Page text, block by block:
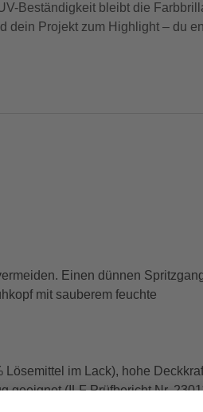
Beständigkeit bleibt die
Projekt zum Highlight – du
Einen dünnen
mit sauberem feuchte
im Lack), hohe
(ILF Prüfbericht Nr.